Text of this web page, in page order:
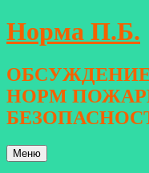
Перейти
к
Норма П.Б.
НОРМ
Меню